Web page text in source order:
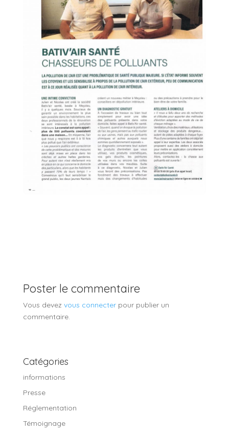
Poster le commentaire
Vous devez vous connecterpour publier un
commentaire.
Catégories
informations
Presse
Réglementation
Témoignage